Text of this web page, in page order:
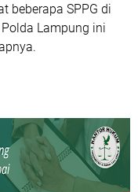
beberapa SPPG di
Lampung ini